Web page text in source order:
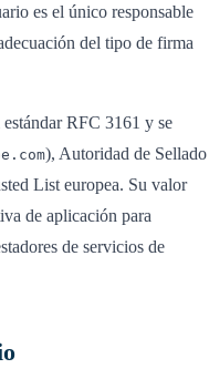
es el único responsable
del tipo de firma
RFC 3161 y se
), Autoridad de Sellado
List europea. Su valor
de aplicación para
de servicios de